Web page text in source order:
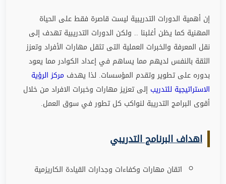
إن أهمية الدورات التدريبية ليست قاصرة فقط على الحياة
المهنية كما يظن أغلبنا .. ولكن الدورات التدريبية تهدف إلى
نقل المعرفة والخبرات العملية التى تثقل مهارات الأفراد وتعزز
الثقة بالنفس لديهم مما يساهم في إعداد الكوادر مما يعود
بدوره على تطوير وتقدم المؤسسات. لذا يهدف مركز الرؤية
الاستراتيجية للتدريب إلى تعزيز مهارات وخبرات الافراد من خلال
أقوى البرامج التدريبة لنواكب كل تطور في سوق العمل.
اهداف البرنامج التدريبي
اتقان مهارات وكفاءات وجدارات ‏القيادة الكاريزمية